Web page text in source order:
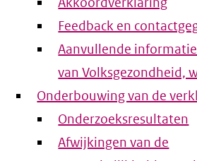
Feedback en
Aanvullende
van Volksgezondheid,
Onderbouwing van de
Onderzoeksresultaten
Afwijkingen van de